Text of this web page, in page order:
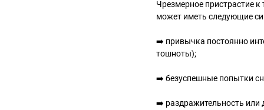
Чрезмерное пристрастие
может иметь следующие
➡️ привычка постоянно
тошноты);
➡️ безуспешные попытки
➡️ раздражительность или